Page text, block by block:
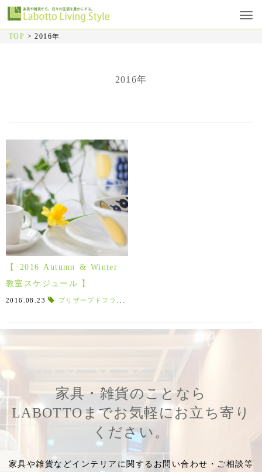
TOP >2016年
2016年
【 2016 Autumn & Winter
教室スケジュール 】
2016.08.23 プリザーブドフラワー教室
家具・雑貨のことなら
LABOTTOまでお気軽にお立ち寄り
ください。
家具や雑貨などインテリアに関するお問い合わせ・ご相談等